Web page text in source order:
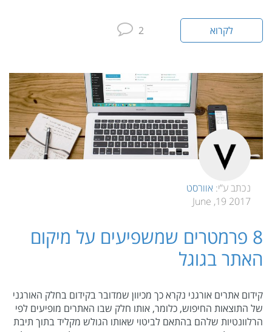
לקרוא 2
נכתב ע”י: אוורסט
2017 19, June
8 פרמטרים שמשפיעים על מיקום
האתר בגוגל
קידום אתרים אורגני נקרא כך מכיוון שמדובר בקידום בחלק האורגני
של התוצאות החיפוש, כלומר, אותו חלק שבו האתרים מופיעים לפי
הרלוונטיות שלהם בהתאם לביטוי שאותו הגולש מקליד בתוך תיבת